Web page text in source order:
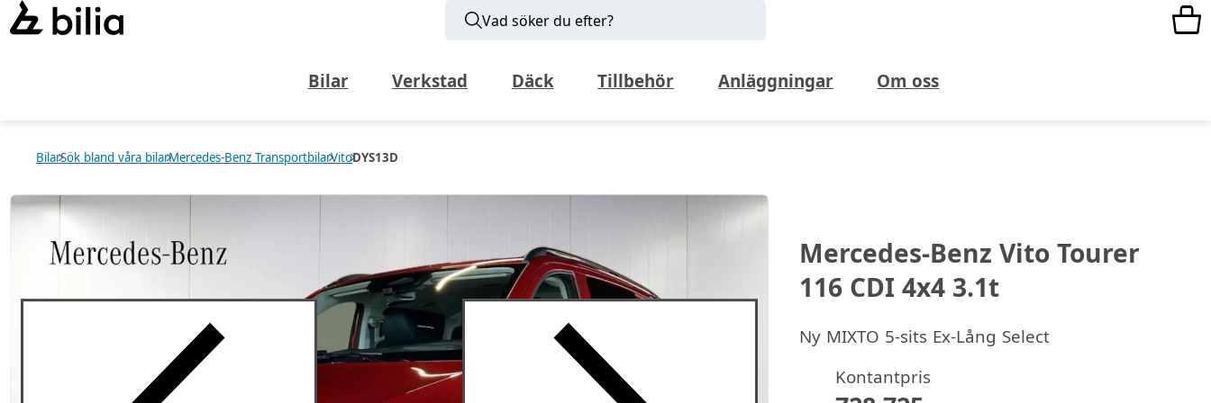
Vad söker du efter?
Bilar Verkstad Däck Tillbehör Anläggningar Om oss
BilarSök bland våra bilarMercedes-Benz TransportbilarVitoDYS13D
Mercedes-Benz Vito Tourer
116 CDI 4x4 3.1t
NyMIXTO 5-sits Ex-Lång Select
Kontantpris